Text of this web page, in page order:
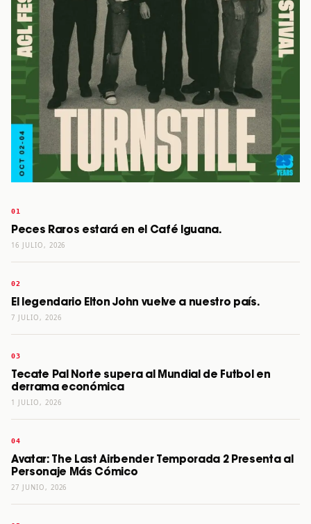
Peces Raros estará en el Café Iguana.
16 JULIO, 2026
El legendario Elton John vuelve a nuestro país.
7 JULIO, 2026
Tecate Pal Norte supera al Mundial de Futbol en
derrama económica
1 JULIO, 2026
Avatar: The Last Airbender Temporada 2 Presenta al
Personaje Más Cómico
27 JUNIO, 2026